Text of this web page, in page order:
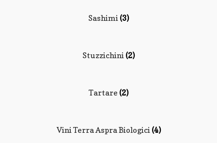
Sashimi (3)
Stuzzichini (2)
Tartare (2)
Vini Terra Aspra Biologici (4)